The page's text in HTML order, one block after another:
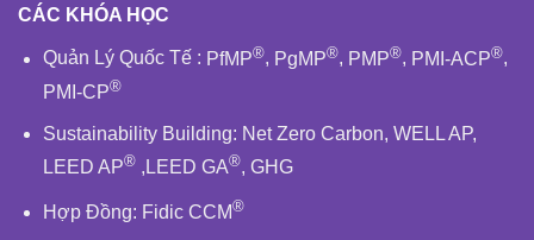
CÁC KHÓA HỌC
Quản Lý Quốc Tế: PfMP®, PgMP®, PMP®, PMI-ACP®,
PMI-CP®
Sustainability Building: Net Zero Carbon, WELL AP,
LEED AP®, LEED GA®, GHG
Hợp Đồng: Fidic CCM®